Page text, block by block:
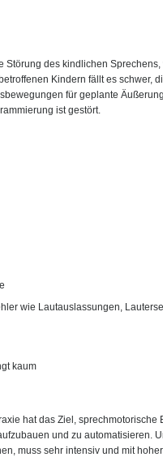
Störung des kindlichen
Kindern fällt es schwer,
für geplante
ist gestört.
wie Lautauslassungen,
kaum
hat das Ziel, sprechmotorische
und zu automatisieren.
muss sehr intensiv und mit